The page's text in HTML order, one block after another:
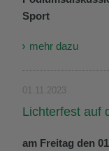
Sport
mehr dazu
01.11.2023
Lichterfest auf
am Freitag den